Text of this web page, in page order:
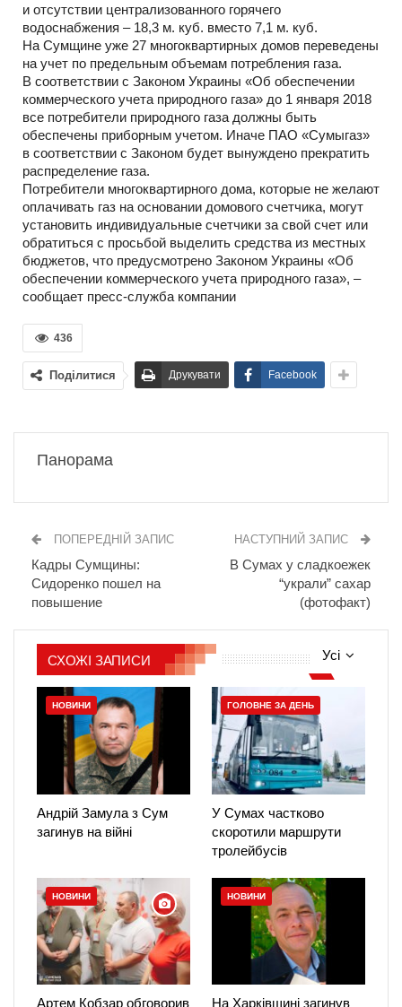
и отсутствии централизованного горячего
водоснабжения – 18,3 м. куб. вместо 7,1 м. куб.
На Сумщине уже 27 многоквартирных домов переведены
на учет по предельным объемам потребления газа.
В соответствии с Законом Украины «Об обеспечении
коммерческого учета природного газа» до 1 января 2018
все потребители природного газа должны быть
обеспечены приборным учетом. Иначе ПАО «Сумыгаз»
в соответствии с Законом будет вынуждено прекратить
распределение газа.
Потребители многоквартирного дома, которые не желают
оплачивать газ на основании домового счетчика, могут
установить индивидуальные счетчики за свой счет или
обратиться с просьбой выделить средства из местных
бюджетов, что предусмотрено Законом Украины «Об
обеспечении коммерческого учета природного газа», –
сообщает пресс-служба компании
436
Поділитися Друкувати Facebook
Панорама
ПОПЕРЕДНІЙ ЗАПИС
Кадры Сумщины:
Сидоренко пошел на
повышение
НАСТУПНИЙ ЗАПИС
В Сумах у сладкоежек
“украли” сахар
(фотофакт)
Усі
СХОЖІ ЗАПИСИ
НОВИНИ
Андрій Замула з Сум
загинув на війні
ГОЛОВНЕ ЗА ДЕНЬ
У Сумах частково
скоротили маршрути
тролейбусів
НОВИНИ
Артем Кобзар обговорив
НОВИНИ
На Харківщині загинув